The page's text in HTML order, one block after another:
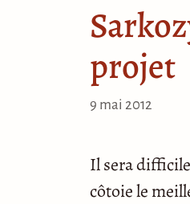
projet
9 mai 2012
Il sera
côtoie le